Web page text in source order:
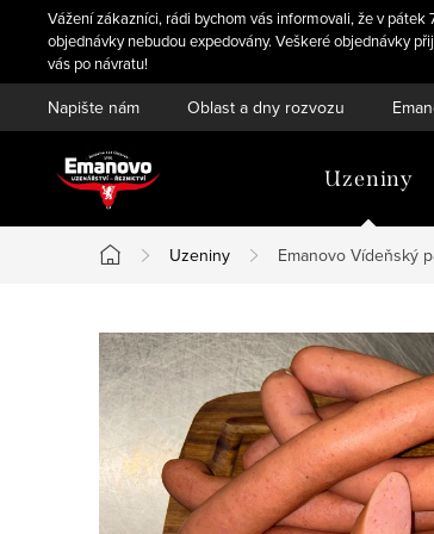
obsah
Vážení zákazníci, rádi bychom vás informovali, že v
objednávky nebudou expedovány. Veškeré objednávky
vás po návratu!
Napište nám Oblast a dny rozvozu
Uzeniny
Domů
Uzeniny Emanovo Vídeňský